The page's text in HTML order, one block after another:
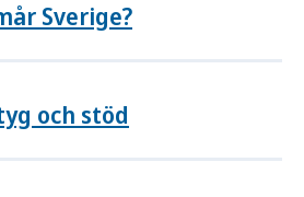
Sverige?
och stöd